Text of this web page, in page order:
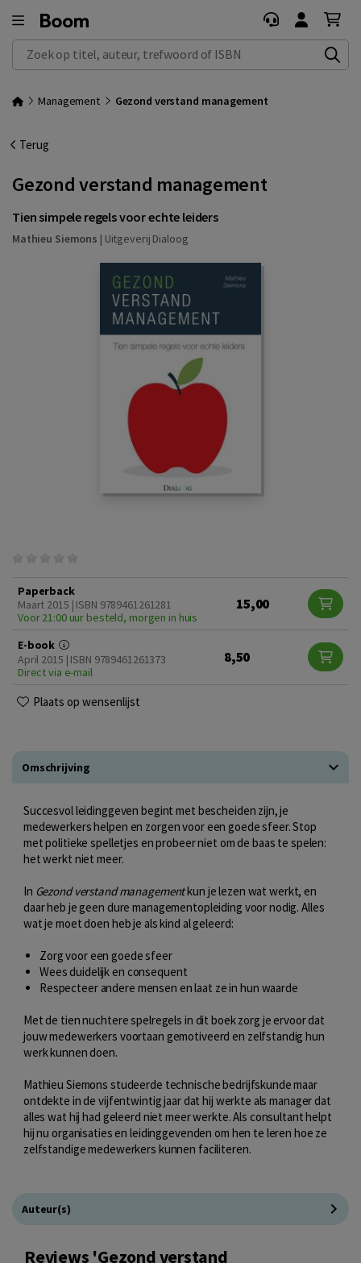
Zoek op titel, auteur, trefwoord of ISBN
Management Gezond verstand management
Terug
Gezond verstand management
Tien simpele regels voor echte leiders
Mathieu Siemons | Uitgeverij Dialoog
Paperback
Maart 2015 | ISBN 9789461261281
Voor 21:00 uur besteld, morgen in huis
15,00
E-book
April 2015 | ISBN 9789461261373
Direct via e-mail
8,50
Plaats op wensenlijst
Omschrijving
Succesvol leidinggeven begint met bescheiden zijn, je
medewerkers helpen en zorgen voor een goede sfeer. Stop
met politieke spelletjes en probeer niet om de baas te spelen:
het werkt niet meer.
In Gezond verstand managementkun je lezen wat werkt, en
daar heb je geen dure managementopleiding voor nodig. Alles
wat je moet doen heb je als kind al geleerd:
Zorg voor een goede sfeer
Wees duidelijk en consequent
Respecteer andere mensen en laat ze in hun waarde
Met de tien nuchtere spelregels in dit boek zorg je ervoor dat
jouw medewerkers voortaan gemotiveerd en zelfstandig hun
werk kunnen doen.
Mathieu Siemons studeerde technische bedrijfskunde maar
ontdekte in de vijfentwintig jaar dat hij werkte als manager dat
alles wat hij had geleerd niet meer werkte. Als consultant helpt
hij nu organisaties en leidinggevenden om hen te leren hoe ze
zelfstandige medewerkers kunnen faciliteren.
Auteur(s)
Reviews 'Gezond verstand